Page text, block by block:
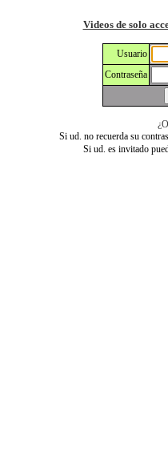
Videos de solo
Usuario
Contraseña
Si ud. no recuerda su
Si ud. es invitado